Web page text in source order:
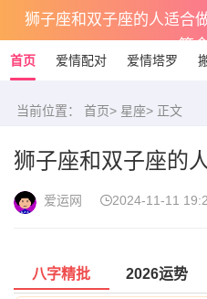
狮子座和双子座的人适合
算
首页 爱情配对 爱情塔罗
当前位置： 首页> 星座> 正文
狮子座和双子座的
爱运网 2024-11-11
八字精批 2026运势